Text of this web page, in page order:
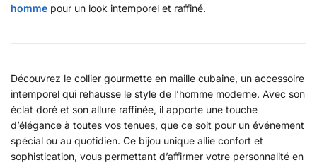
homme pour un look intemporel et raffiné.
Découvrez le collier gourmette en maille cubaine, un accessoire
intemporel qui rehausse le style de l’homme moderne. Avec son
éclat doré et son allure raffinée, il apporte une touche
d’élégance à toutes vos tenues, que ce soit pour un événement
spécial ou au quotidien. Ce bijou unique allie confort et
sophistication, vous permettant d’affirmer votre personnalité en